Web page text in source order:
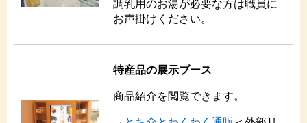
調乳用のお湯が必要な方は職員に
お声掛けください。
特産品の展示ブース
商品紹介を閲覧できます。